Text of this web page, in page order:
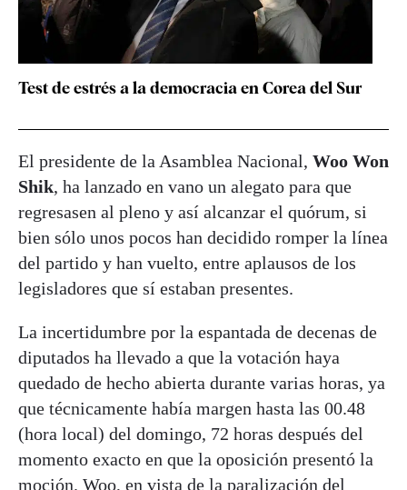
Test de estrés a la democracia en Corea del Sur
El presidente de la Asamblea Nacional, Woo Won
Shik, ha lanzado en vano un alegato para que
regresasen al pleno y así alcanzar el quórum, si
bien sólo unos pocos han decidido romper la línea
del partido y han vuelto, entre aplausos de los
legisladores que sí estaban presentes.
La incertidumbre por la espantada de decenas de
diputados ha llevado a que la votación haya
quedado de hecho abierta durante varias horas, ya
que técnicamente había margen hasta las 00.48
(hora local) del domingo, 72 horas después del
momento exacto en que la oposición presentó la
moción. Woo, en vista de la paralización del